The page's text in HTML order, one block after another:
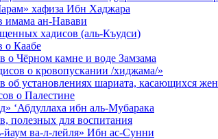
хафиза Ибн Хаджара
имама ан-Навави
хадисов (аль-Къудси)
о Каабе
о Чёрном камне и воде Замзама
о кровопускании /хиджама/»
об установлениях шариата, касающихся
о Палестине
‘Абдуллаха ибн аль-Мубарака
полезных для воспитания
йаум ва-л-лейля» Ибн ас-Сунни